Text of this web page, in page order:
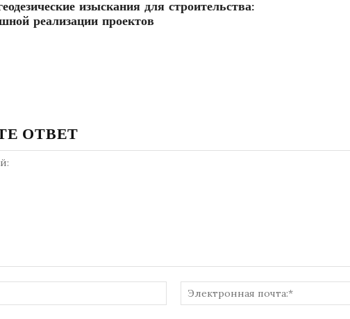
изыскания для строительства:
реализации проектов
ОТВЕТ
Имя:*